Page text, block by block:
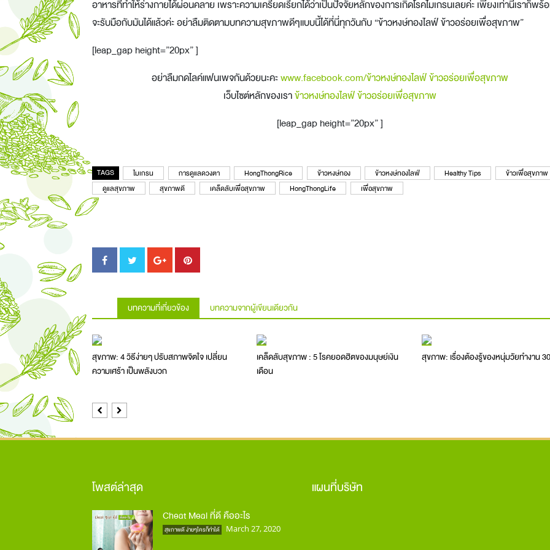
อาหารที่ทำให้ร่างกายได้ผ่อนคลาย เพราะความเครียดเรียกได้ว่าเป็นปัจจัยหลักของการเกิดโรคไมเกรนเลยค่ะ เพียงเท่านี้เราก็พร้
จะรับมือกับมันได้แล้วค่ะ อย่าลืมติดตามบทความสุขภาพดีๆแบบนี้ได้ที่นี่ทุกวันกับ “ข้าวหงษ์ทองไลฟ์ ข้าวอร่อยเพื่อสุขภาพ”
[leap_gap height=”20px” ]
อย่าลืมกดไลค์แฟนเพจกันด้วยนะคะwww.facebook.com/ข้าวหงษ์ทองไลฟ์ ข้าวอร่อยเพื่อสุขภาพ
เว็บไซต์หลักของเราข้าวหงษ์ทองไลฟ์ ข้าวอร่อยเพื่อสุขภาพ
[leap_gap height=”20px” ]
TAGS ไมเกรน การดูแลดวงตา HongThongRice ข้าวหงษ์ทอง ข้าวหงษ์ทองไลฟ์ Healthy Tips
ข้าวเพื่อสุขภาพ
ดูแลสุขภาพ
สุขภาพดี เคล็ดลับเพื่อสุขภาพ HongThongLife เพื่อสุขภาพ
บทความที่เกี่ยวข้อง บทความจากผู้เขียนเดียวกัน
สุขภาพ: 4 วิธีง่ายๆ ปรับสภาพจิตใจ เปลี่ยน
ความเศร้า เป็นพลังบวก
เคล็ดลับสุขภาพ : 5 โรคยอดฮิตของมนุษย์เงิน
เดือน
สุขภาพ: เรื่องต้องรู้ของหนุ่มวัยทำงาน
Previous
Next
โพสต์ล่าสุด
Cheat Meal ที่ดี คืออะไร
สุขภาพดี ง่ายๆใครก็ทำได้ March 27, 2020
แผนที่บริษัท